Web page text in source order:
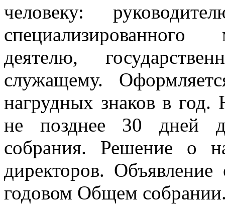
человеку:
деятелю,
служащему.
нагрудных знаков в
не позднее 30 дней
собрания. Решение о
директоров.
годовом Общем